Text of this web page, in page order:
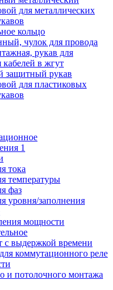
для металлических
кольцо
чулок для провода
рукав для
кабелей в жгут
защитный рукав
для пластиковых
1
тока
температуры
фаз
уровня/заполнения
мощности
с выдержкой времени
коммутационного реле
и потолочного монтажа